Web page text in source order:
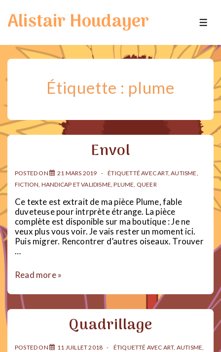
passer
contenu
Alistair Houdayer
Étiquette : plume
Envol
POSTED ON 21 MARS 2019 ÉTIQUETTÉ AVECART,AUTISME,
FICTION, HANDICAP ET VALIDISME,PLUME, QUEER
Ce texte est extrait de ma pièce Plume, fable
duveteuse pour intrprète étrange. La pièce
complète est disponible sur ma boutique : Je ne
veux plus vous voir. Je vais rester un moment ici.
Puis migrer. Rencontrer d’autres oiseaux. Trouver
…
Envol
Read more »
Quadrillage
POSTED ON 11 JUILLET 2018 ÉTIQUETTÉ AVEC ART, AUTISME,